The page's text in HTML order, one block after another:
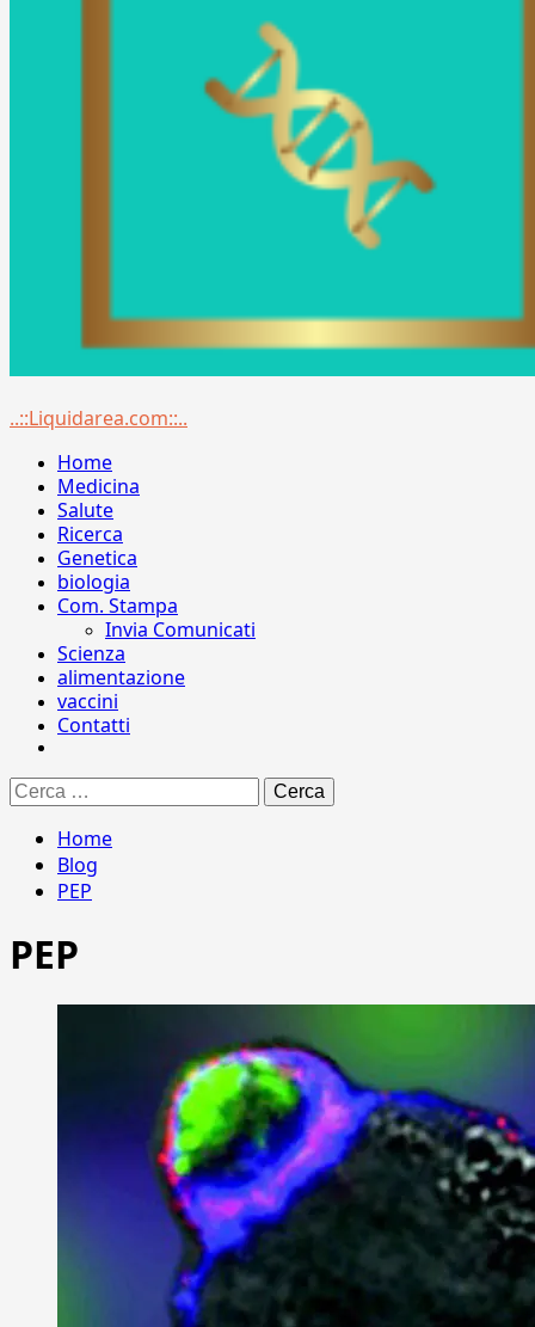
Menu
..::Liquidarea.com::..
Home
Medicina
Salute
Ricerca
Genetica
biologia
Com. Stampa
Invia Comunicati
Scienza
alimentazione
vaccini
Contatti
Ricerca
per:
Home
Blog
PEP
PEP